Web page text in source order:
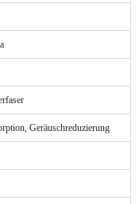
Geräuschreduzierung